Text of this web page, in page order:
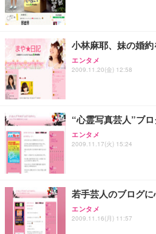
小林麻耶、妹の婚
エンタメ
2009.11.20(金) 12:58
“心霊写真芸人”ブ
エンタメ
2009.11.17(火) 15:24
若手芸人のブログ
エンタメ
2009.11.16(月) 11:57